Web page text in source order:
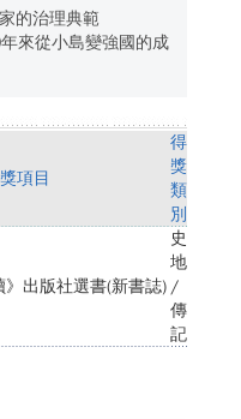
的治理典範
來從小島變強國的成
項目
得
獎
類
別
出版社選書(新書誌)
史
地
/
傳
記